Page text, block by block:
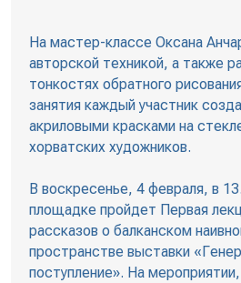
На мастер-классе Оксана
авторской техникой, а также
тонкостях обратного
занятия каждый участник
акриловыми красками на
хорватских художников.
В воскресенье, 4 февраля, в
площадке пройдет Первая
рассказов о балканском
пространстве выставки
поступление». На